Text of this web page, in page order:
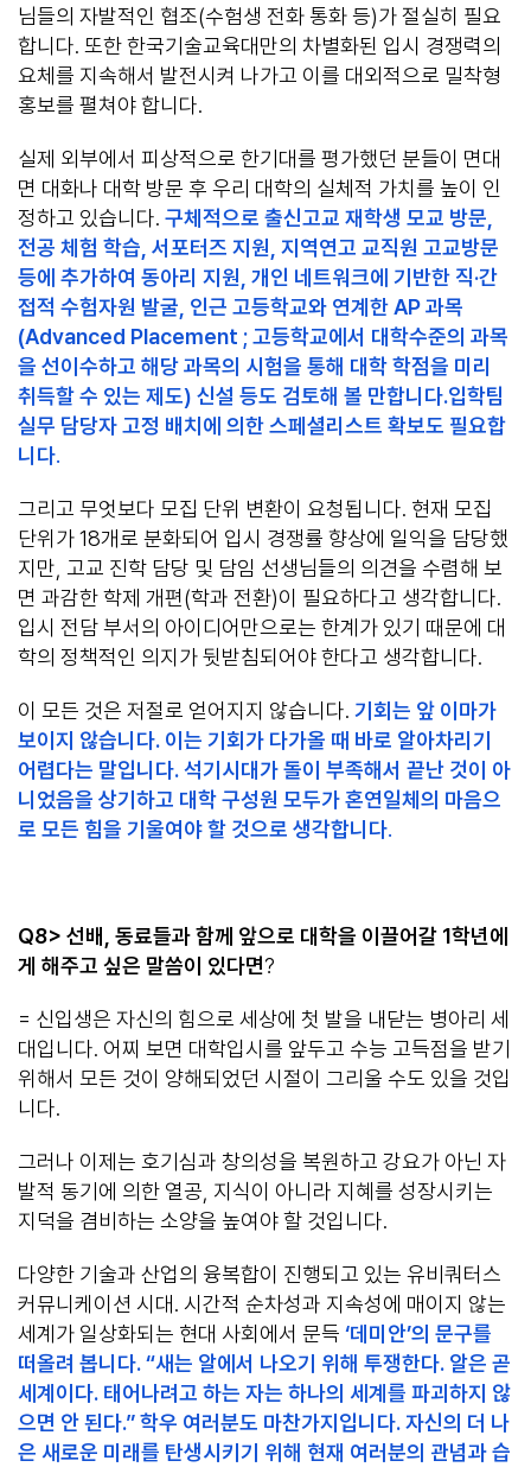
님들의 자발적인 협조(수험생 전화 통화 등)가 절실히 필요
합니다. 또한 한국기술교육대만의 차별화된 입시 경쟁력의
요체를 지속해서 발전시켜 나가고 이를 대외적으로 밀착형
홍보를 펼쳐야 합니다.
실제 외부에서 피상적으로 한기대를 평가했던 분들이 면대
면 대화나 대학 방문 후 우리 대학의 실체적 가치를 높이 인
정하고 있습니다. 구체적으로 출신고교 재학생 모교 방문,
전공 체험 학습, 서포터즈 지원, 지역연고 교직원 고교방문
등에 추가하여 동아리 지원, 개인 네트워크에 기반한 직·간
접적 수험자원 발굴, 인근 고등학교와 연계한 AP 과목
(Advanced Placement ; 고등학교에서 대학수준의 과목
을 선이수하고 해당 과목의 시험을 통해 대학 학점을 미리
취득할 수 있는 제도) 신설 등도 검토해 볼 만합니다.입학팀
실무 담당자 고정 배치에 의한 스페셜리스트 확보도 필요합
니다.
그리고 무엇보다 모집 단위 변환이 요청됩니다. 현재 모집
단위가 18개로 분화되어 입시 경쟁률 향상에 일익을 담당했
지만, 고교 진학 담당 및 담임 선생님들의 의견을 수렴해 보
면 과감한 학제 개편(학과 전환)이 필요하다고 생각합니다.
입시 전담 부서의 아이디어만으로는 한계가 있기 때문에 대
학의 정책적인 의지가 뒷받침되어야 한다고 생각합니다.
이 모든 것은 저절로 얻어지지 않습니다. 기회는 앞 이마가
보이지 않습니다. 이는 기회가 다가올 때 바로 알아차리기
어렵다는 말입니다. 석기시대가 돌이 부족해서 끝난 것이 아
니었음을 상기하고 대학 구성원 모두가 혼연일체의 마음으
로 모든 힘을 기울여야 할 것으로 생각합니다.
Q8> 선배, 동료들과 함께 앞으로 대학을 이끌어갈 1학년에
게 해주고 싶은 말씀이 있다면?
= 신입생은 자신의 힘으로 세상에 첫 발을 내닫는 병아리 세
대입니다. 어찌 보면 대학입시를 앞두고 수능 고득점을 받기
위해서 모든 것이 양해되었던 시절이 그리울 수도 있을 것입
니다.
그러나 이제는 호기심과 창의성을 복원하고 강요가 아닌 자
발적 동기에 의한 열공, 지식이 아니라 지혜를 성장시키는
지덕을 겸비하는 소양을 높여야 할 것입니다.
다양한 기술과 산업의 융복합이 진행되고 있는 유비쿼터스
커뮤니케이션 시대. 시간적 순차성과 지속성에 매이지 않는
세계가 일상화되는 현대 사회에서 문득 ‘데미안’의 문구를
떠올려 봅니다. “새는 알에서 나오기 위해 투쟁한다. 알은 곧
세계이다. 태어나려고 하는 자는 하나의 세계를 파괴하지 않
으면 안 된다.” 학우 여러분도 마찬가지입니다. 자신의 더 나
은 새로운 미래를 탄생시키기 위해 현재 여러분의 관념과 습